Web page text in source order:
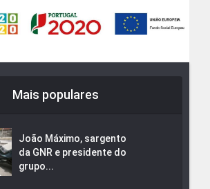
Mais populares
João Máximo, sargento
da GNR e presidente do
grupo...